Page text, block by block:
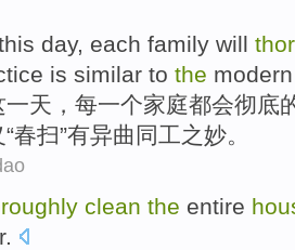
day, each family will
is similar to the modern
一天 ， 每一个家庭都会彻底
“春扫”有异曲同工之妙。
clean the entire
.